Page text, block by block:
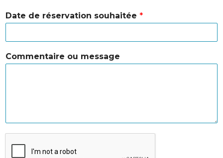
Date de réservation souhaitée *
Commentaire ou message